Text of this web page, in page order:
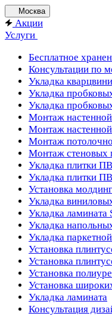
Москва
Акции
Услуги
Бесплатное
Консультации по
Укладка
Укладка
Укладка
Монтаж
Монтаж
Монтаж
Монтаж стеновых
Укладка плитки
Укладка плитки
Установка
Укладка
Укладка ламината
Укладка
Укладка
Установка
Установка
Установка
Установка
Укладка ламината
Консультация